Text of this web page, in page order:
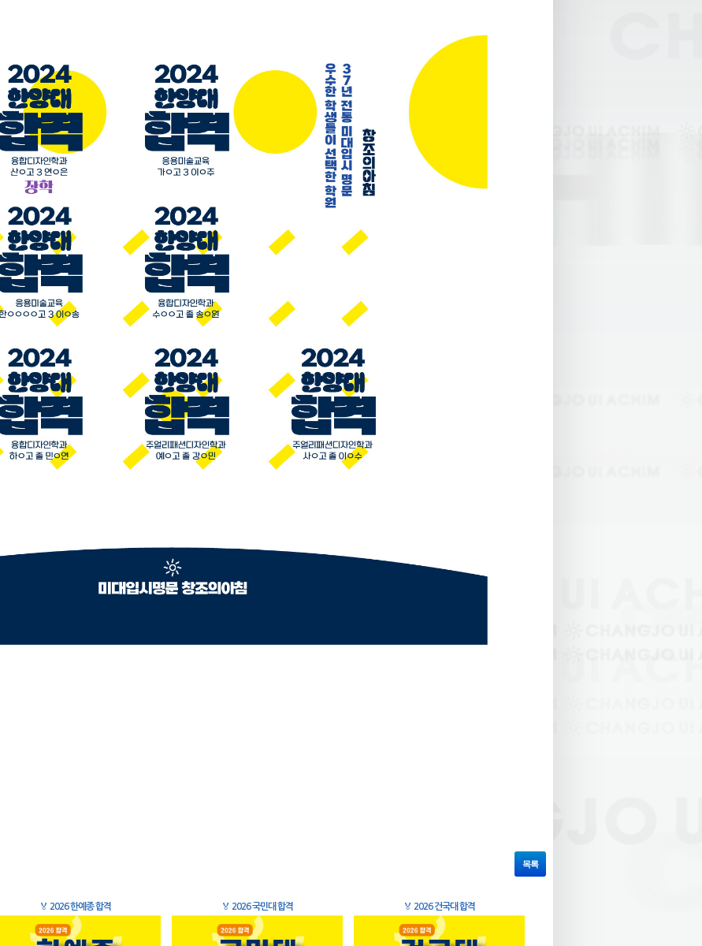
목록
🏅 2026 한예종 합격 🏅 2026 국민대 합격 🏅 2026 건국대 합격